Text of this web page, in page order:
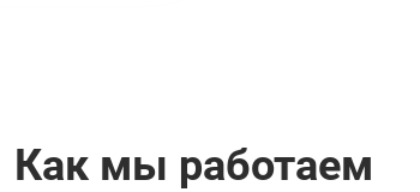
Как мы работаем